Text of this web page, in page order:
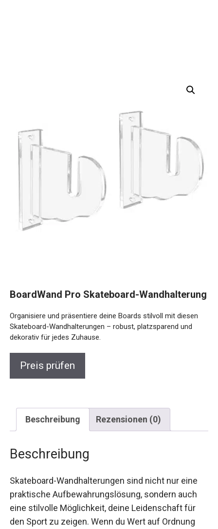
BoardWand Pro Skateboard-Wandhalterung
Organisiere und präsentiere deine Boards stilvoll mit diesen
Skateboard-Wandhalterungen – robust, platzsparend und
dekorativ für jedes Zuhause.
Preis prüfen
Beschreibung Rezensionen (0)
Beschreibung
Skateboard-Wandhalterungen sind nicht nur eine
praktische Aufbewahrungslösung, sondern auch
eine stilvolle Möglichkeit, deine Leidenschaft für
den Sport zu zeigen. Wenn du Wert auf Ordnung